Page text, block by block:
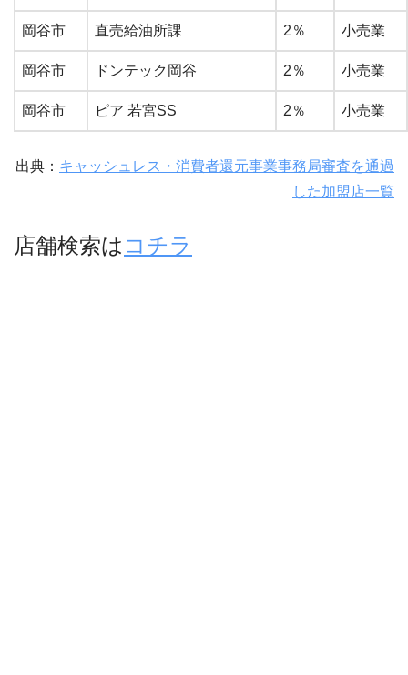
岡谷市 直売給油所課 2％ 小売業
岡谷市 ドンテック岡谷 2％ 小売業
岡谷市 ピア 若宮SS 2％ 小売業
出典： キャッシュレス・消費者還元事業事務局審査を通過
した加盟店一覧
店舗検索は コチラ